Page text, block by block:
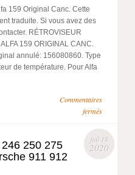
159 Original Canc. Cette
traduite. Si vous avez des
RÉTROVISEUR
159 ORIGINAL CANC.
annulé: 156080860. Type
de température. Pour Alfa
Commentaires
fermés
juil 18
2020
250 275
911 912